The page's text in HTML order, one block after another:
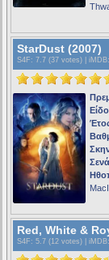
StarDust (2007)
S4F : 7.7 (37 votes) | iMDB
Red, White &
S4F : 5.7 (12 votes) | iMDB